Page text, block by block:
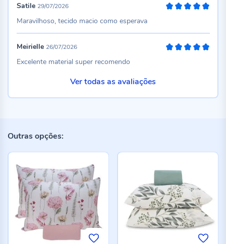
Satile 29/07/2026
Maravilhoso, tecido macio como esperava
Meirielle 26/07/2026
Excelente material super recomendo
Ver todas as avaliações
Outras opções: